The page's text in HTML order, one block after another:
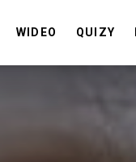
WIDEO QUIZY